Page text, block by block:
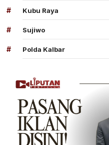
# Kubu Raya
# Sujiwo
# Polda Kalbar